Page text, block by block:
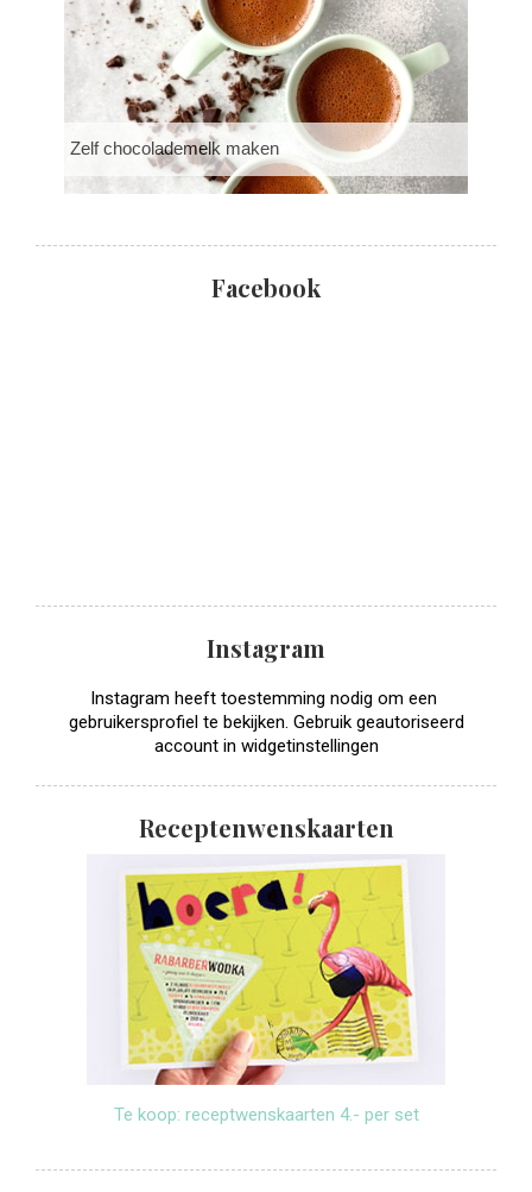
Zelf chocolademelk maken
Facebook
Instagram
Instagram heeft toestemming nodig om een ​​
gebruikersprofiel te bekijken. Gebruik geautoriseerd
account in widgetinstellingen
Receptenwenskaarten
Te koop: receptwenskaarten 4.- per set